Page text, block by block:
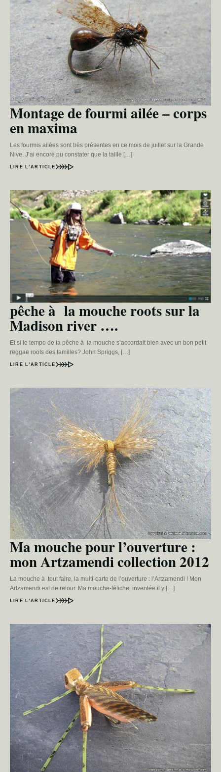
Montage de fourmi ailée – corps
en maxima
Les fourmis ailées sont très présentes en ce mois de juillet sur la Grande
Nive. J’ai encore pu constater que la taille […]
LIRE L’ARTICLE
pêche à la mouche roots sur la
Madison river ….
Et si le tempo de la pêche à la mouche s’accordait bien avec un bon petit
reggae roots des familles? John Spriggs, […]
LIRE L’ARTICLE
Ma mouche pour l’ouverture :
mon Artzamendi collection 2012
La mouche à tout faire, la multi-carte de l’ouverture : l’Artzamendi ! Mon
Artzamendi est de retour. Ma mouche-fétiche, inventée il y […]
LIRE L’ARTICLE